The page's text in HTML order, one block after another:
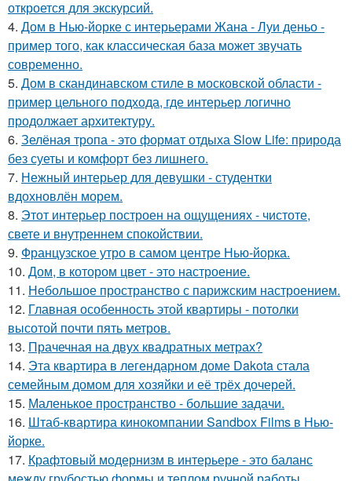
откроется для экскурсий.
4. Дом в Нью-йорке с интерьерами Жана - Луи деньо -
пример того, как классическая база может звучать
современно.
5. Дом в скандинавском стиле в московской области -
пример цельного подхода, где интерьер логично
продолжает архитектуру.
6. Зелёная тропа - это формат отдыха Slow Life: природа
без суеты и комфорт без лишнего.
7. Нежный интерьер для девушки - студентки
вдохновлён морем.
8. Этот интерьер построен на ощущениях - чистоте,
свете и внутреннем спокойствии.
9. Французское утро в самом центре Нью-йорка.
10. Дом, в котором цвет - это настроение.
11. Небольшое пространство с парижским настроением.
12. Главная особенность этой квартиры - потолки
высотой почти пять метров.
13. Прачечная на двух квадратных метрах?
14. Эта квартира в легендарном доме Dakota стала
семейным домом для хозяйки и её трёх дочерей.
15. Маленькое пространство - большие задачи.
16. Штаб-квартира кинокомпании Sandbox Films в Нью-
йорке.
17. Крафтовый модернизм в интерьере - это баланс